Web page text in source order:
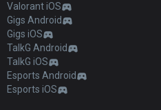
Valorant iOS
Gigs Android
Gigs iOS
TalkG Android
TalkG iOS
Esports Android
Esports iOS